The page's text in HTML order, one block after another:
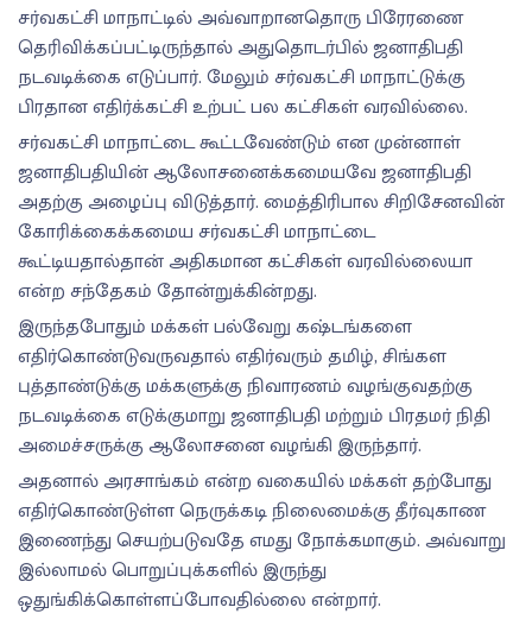
சர்வகட்சி மாநாட்டில் அவ்வாறானதொரு பிரேரணை
தெரிவிக்கப்பட்டிருந்தால் அதுதொடர்பில் ஜனாதிபதி
நடவடிக்கை எடுப்பார். மேலும் சர்வகட்சி மாநாட்டுக்கு
பிரதான எதிர்க்கட்சி உற்பட் பல கட்சிகள் வரவில்லை.
சர்வகட்சி மாநாட்டை கூட்டவேண்டும் என முன்னாள்
ஜனாதிபதியின் ஆலோசனைக்கமையவே ஜனாதிபதி
அதற்கு அழைப்பு விடு்த்தார். மைத்திரிபால சிறிசேனவின்
கோரிக்கைக்கமைய சர்வகட்சி மாநாட்டை
கூட்டியதால்தான் அதிகமான கட்சிகள் வரவில்லையா
என்ற சந்தேகம் தோன்றுக்கின்றது.
இருந்தபோதும் மக்கள் பல்வேறு கஷ்டங்களை
எதிர்கொண்டுவருவதால் எதிர்வரும் தமிழ், சிங்கள
புத்தாண்டுக்கு மக்களுக்கு நிவாரணம் வழங்குவதற்கு
நடவடிக்கை எடுக்குமாறு ஜனாதிபதி மற்றும் பிரதமர் நிதி
அமைச்சருக்கு ஆலோசனை வழங்கி இருந்தார்.
அதனால் அரசாங்கம் என்ற வகையில் மக்கள் தற்போது
எதிர்கொண்டுள்ள நெருக்கடி நிலைமைக்கு தீர்வுகாண
இணைந்து செயற்படுவதே எமது நோக்கமாகும். அவ்வாறு
இல்லாமல் பொறுப்புக்களில் இருந்து
ஒதுங்கிக்கொள்ளப்போவதில்லை என்றார்.